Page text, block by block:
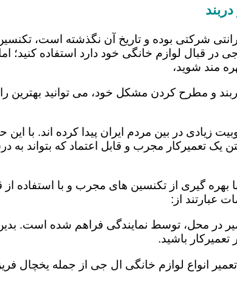
شرکتی بوده و تاریخ آن نگذشته است،
قبال لوازم خانگی خود دارد استفاده کنید؛
مند شوید،
و مطرح کردن مشکل خود، می توانید بهترین
زیادی در بین مردم ایران پیدا کرده اند. با
تعمیرکار مجرب و قابل اعتماد که بتواند
بهره گیری از تکنسین های مجرب و با استفاده
عبارتند از:
در محل، توسط نمایندگی فراهم شده است.
باشید.
انواع لوازم خانگی ال جی از جمله یخچال